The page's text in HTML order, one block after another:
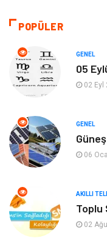
Akıllı Telefon
Soru-Cevap
Ekonomi
Elektrik Elektronik
Tanıtıcı Reklam
Dekorasyon
Makine
POPÜLER
GENEL
05
02 Eyl
GENEL
06
AKILLI
Toplu
02